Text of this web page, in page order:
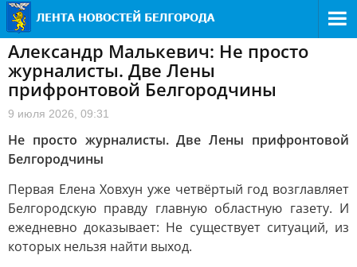
Александр Малькевич: Не просто
журналисты. Две Лены
прифронтовой Белгородчины
9 июля 2026, 09:31
Не просто журналисты. Две Лены прифронтовой
Белгородчины
Первая Елена Ховхун уже четвёртый год возглавляет
Белгородскую правду главную областную газету. И
ежедневно доказывает: Не существует ситуаций, из
которых нельзя найти выход.